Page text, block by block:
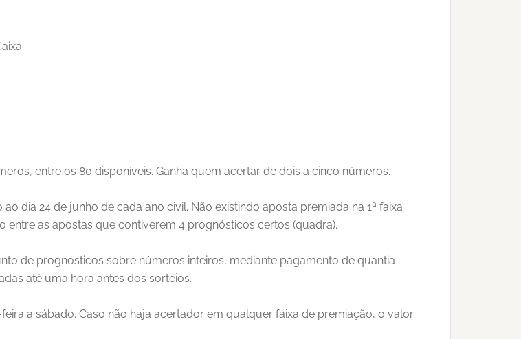
entre os 80 disponíveis. Ganha quem acertar de dois a cinco números.
dia 24 de junho de cada ano civil. Não existindo aposta premiada na 1ª faixa
entre as apostas que contiverem 4 prognósticos certos (quadra).
de prognósticos sobre números inteiros, mediante pagamento de quantia
até uma hora antes dos sorteios.
a sábado. Caso não haja acertador em qualquer faixa de premiação, o valor